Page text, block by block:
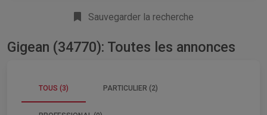
Sauvegarder la recherche
Gigean (34770): Toutes les annonces
TOUS (3) PARTICULIER (2)